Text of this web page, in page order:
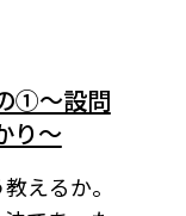
①～設問
り～
えるか。